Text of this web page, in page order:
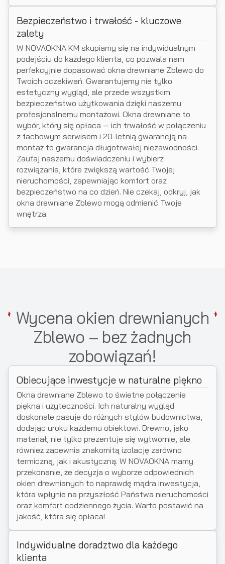
Bezpieczeństwo i trwałość - kluczowe
zalety
W NOVAOKNA KM skupiamy się na indywidualnym
podejściu do każdego klienta, co pozwala nam
perfekcyjnie dopasować okna drewniane Zblewo do
Twoich oczekiwań. Gwarantujemy nie tylko
estetyczny wygląd, ale przede wszystkim
bezpieczeństwo użytkowania dzięki naszemu
profesjonalnemu montażowi. Okna drewniane to
wybór, który się opłaca — ich trwałość w połączeniu
z fachowym serwisem i 20-letnią gwarancją na
montaż to gwarancja długotrwałej niezawodności.
Zaufaj naszemu doświadczeniu i wybierz
rozwiązania, które zwiększą wartość Twojej
nieruchomości, zapewniając komfort oraz
bezpieczeństwo na co dzień. Nie czekaj, odkryj, jak
okna drewniane Zblewo mogą odmienić Twoje
wnętrza.
Wycena okien drewnianych
Zblewo – bez żadnych
zobowiązań!
Obiecujące inwestycje w naturalne piękno
Okna drewniane Zblewo to świetne połączenie
piękna i użyteczności. Ich naturalny wygląd
doskonale pasuje do różnych stylów budownictwa,
dodając uroku każdemu obiektowi. Drewno, jako
materiał, nie tylko prezentuje się wytwornie, ale
również zapewnia znakomitą izolację zarówno
termiczną, jak i akustyczną. W NOVAOKNA mamy
przekonanie, że decyzja o wyborze odpowiednich
okien drewnianych to naprawdę mądra inwestycja,
która wpłynie na przyszłość Państwa nieruchomości
oraz komfort codziennego życia. Warto postawić na
jakość, która się opłaca!
Indywidualne doradztwo dla każdego
klienta